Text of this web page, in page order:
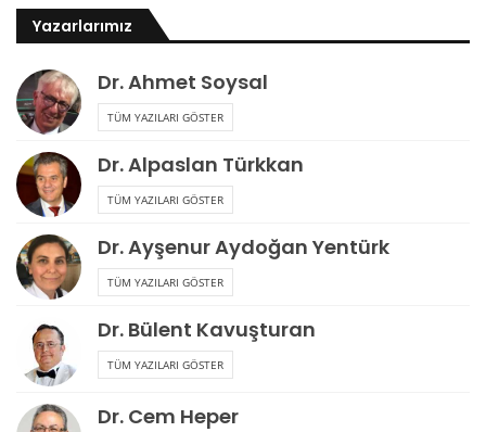
Yazarlarımız
Dr. Ahmet Soysal
TÜM YAZILARI GÖSTER
Dr. Alpaslan Türkkan
TÜM YAZILARI GÖSTER
Dr. Ayşenur Aydoğan Yentürk
TÜM YAZILARI GÖSTER
Dr. Bülent Kavuşturan
TÜM YAZILARI GÖSTER
Dr. Cem Heper